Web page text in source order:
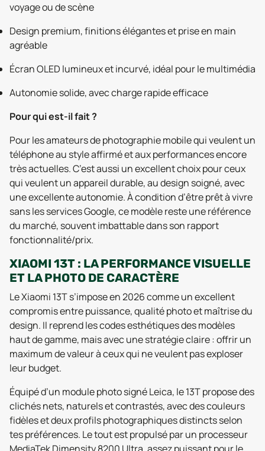
voyage ou de scène
Design premium, finitions élégantes et prise en main
agréable
Écran OLED lumineux et incurvé, idéal pour le multimédia
Autonomie solide, avec charge rapide efficace
Pour qui est-il fait ?
Pour les amateurs de photographie mobile qui veulent un
téléphone au style affirmé et aux performances encore
très actuelles. C’est aussi un excellent choix pour ceux
qui veulent un appareil durable, au design soigné, avec
une excellente autonomie. À condition d’être prêt à vivre
sans les services Google, ce modèle reste une référence
du marché, souvent imbattable dans son rapport
fonctionnalité/prix.
XIAOMI 13T : LA PERFORMANCE VISUELLE
ET LA PHOTO DE CARACTÈRE
Le Xiaomi 13T s’impose en 2026 comme un excellent
compromis entre puissance, qualité photo et maîtrise du
design. Il reprend les codes esthétiques des modèles
haut de gamme, mais avec une stratégie claire : offrir un
maximum de valeur à ceux qui ne veulent pas exploser
leur budget.
Équipé d’un module photo signé Leica, le 13T propose des
clichés nets, naturels et contrastés, avec des couleurs
fidèles et deux profils photographiques distincts selon
tes préférences. Le tout est propulsé par un processeur